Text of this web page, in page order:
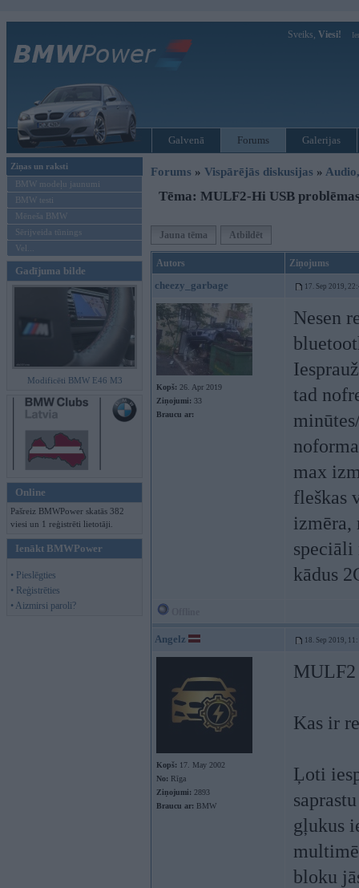
Sveiks, Viesi!
Galvenā Forums Galerijas
Ziņas un raksti
BMW modeļu jaunumi
BMW testi
Mēneša BMW
Sērijveida tūnings
Vel...
Gadījuma bilde
Modificēti BMW E46 M3
Online
Pašreiz BMWPower skatās 382
viesi un 1 reģistrēti lietotāji.
Ienākt BMWPower
• Pieslēgties
• Reģistrēties
• Aizmirsi paroli?
Forums » Vispārējās diskusijas »
Tēma: MULF2-Hi USB
Jauna tēma Atbildēt
Autors Ziņojums
cheezy_garbage 17. Sep 2019,
Kopš: 26. Apr 2019
Ziņojumi: 33
Braucu ar:
Nesen
tad
max
fleškas
izmēra,
speciāli
kādus
Angelz 18. Sep 2019,
Kopš: 17. May 2002
No: Rīga
Ziņojumi: 2893
Braucu ar: BMW
MULF2
Kas ir
Ļoti
gļukus
bloku